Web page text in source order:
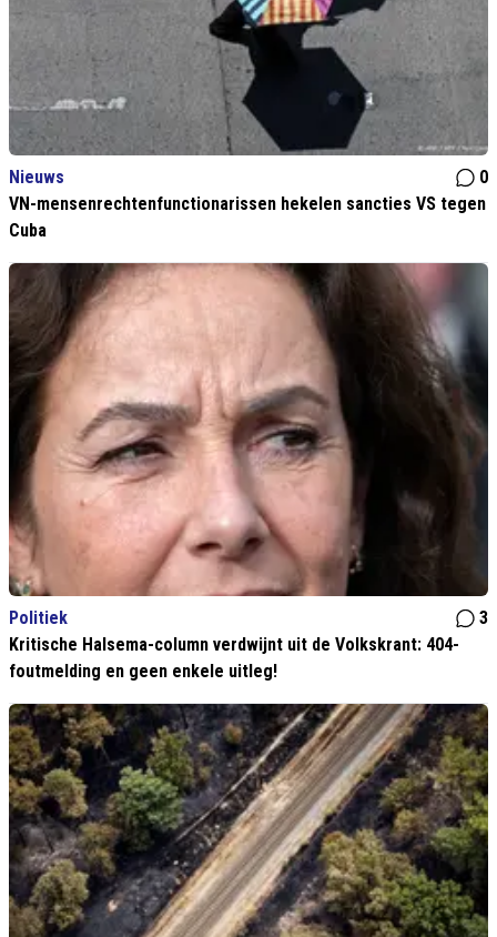
Nieuws
0
VN-mensenrechtenfunctionarissen hekelen sancties VS tegen
Cuba
Politiek
3
Kritische Halsema-column verdwijnt uit de Volkskrant: 404-
foutmelding en geen enkele uitleg!